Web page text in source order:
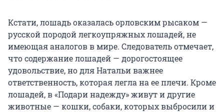
Кстати, лошадь оказалась орловским рысаком —
русской породой легкоупряжных лошадей, не
имеющая аналогов в мире. Следователь отмечает,
что содержание лошадей — дорогостоящее
удовольствие, но для Натальи важнее
ответственность, которая легла на ее плечи. Кроме
лошадей, в «Подари надежду» живут и другие
животные — кошки, собаки, которых выбросили и